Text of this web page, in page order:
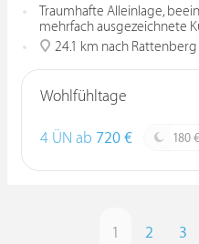
Traumhafte Alleinlage,
mehrfach ausgezeichnete
24.1 km nach Rattenberg
Wohlfühltage
4 ÜN ab 720 € 180
1 2 3